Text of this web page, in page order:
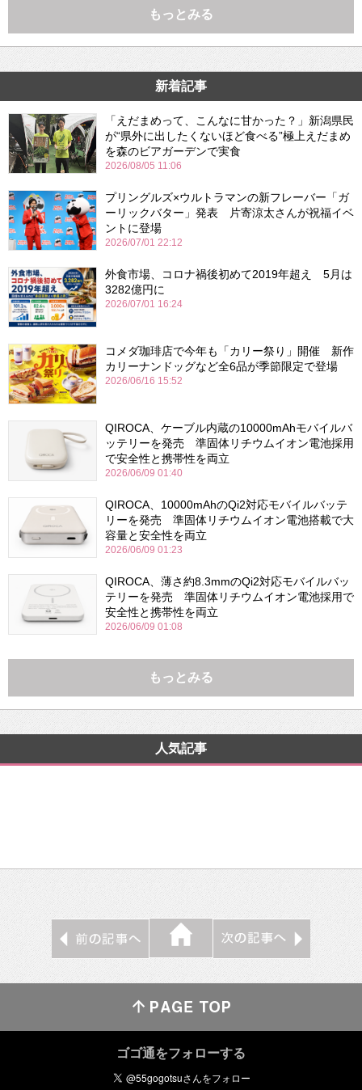
もっとみる
新着記事
「えだまめって、こんなに甘かった？」新潟県民
が“県外に出したくないほど食べる”極上えだまめ
を森のビアガーデンで実食
2026/08/05 11:06
プリングルズ×ウルトラマンの新フレーバー「ガ
ーリックバター」発表 片寄涼太さんが祝福イベ
ントに登場
2026/07/01 22:12
外食市場、コロナ禍後初めて2019年超え 5月は
3282億円に
2026/07/01 16:24
コメダ珈琲店で今年も「カリー祭り」開催 新作
カリーナンドッグなど全6品が季節限定で登場
2026/06/16 15:52
QIROCA、ケーブル内蔵の10000mAhモバイルバ
ッテリーを発売 準固体リチウムイオン電池採用
で安全性と携帯性を両立
2026/06/09 01:40
QIROCA、10000mAhのQi2対応モバイルバッテ
リーを発売 準固体リチウムイオン電池搭載で大
容量と安全性を両立
2026/06/09 01:23
QIROCA、薄さ約8.3mmのQi2対応モバイルバッ
テリーを発売 準固体リチウムイオン電池採用で
安全性と携帯性を両立
2026/06/09 01:08
もっとみる
人気記事
ゴゴ通をフォローする